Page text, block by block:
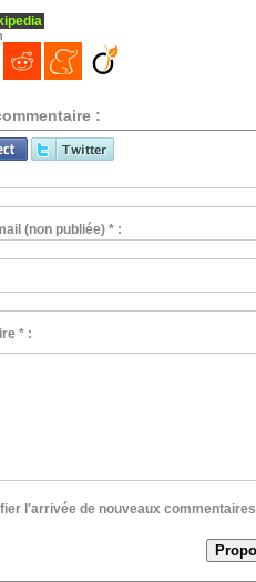
:
(non publiée) * :
* :
l'arrivée de nouveaux commentaires